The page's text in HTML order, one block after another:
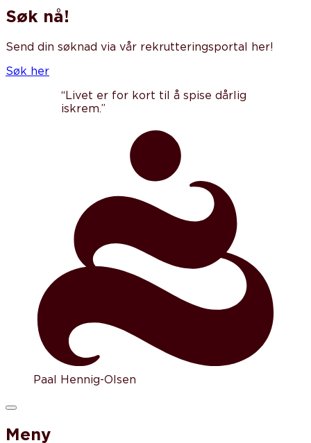
Søk nå!
Send din søknad via vår rekrutteringsportal her!
Søk her
“Livet er for kort til å spise dårlig
iskrem.”
Paal Hennig-Olsen
Meny